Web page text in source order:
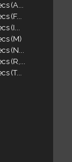
(A...
(F...
(I...
(M)
(N...
(R,...
(T...